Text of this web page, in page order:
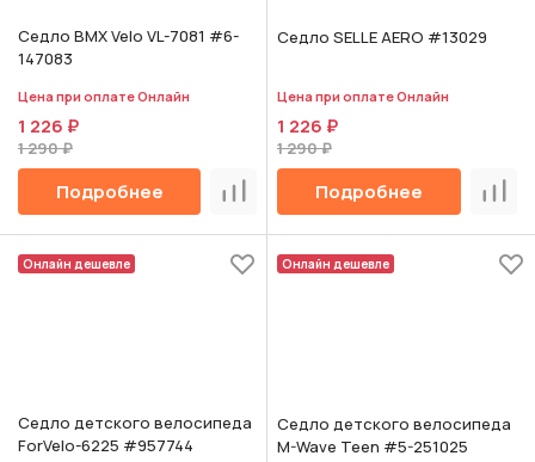
Седло BMX Velo VL-7081 #6-
147083
Цена при оплате Онлайн
1 226 ₽
1 290 ₽
Подробнее Сравнить
Седло SELLE AERO #13029
Цена при оплате Онлайн
1 226 ₽
1 290 ₽
Подробнее
Онлайн дешевле
Седло детского велосипеда
ForVelo-6225 #957744
Онлайн дешевле
Седло детского велосипеда
M-Wave Teen #5-251025